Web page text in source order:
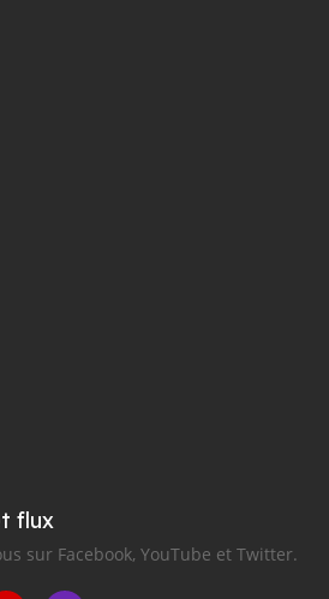
flux
sur Facebook, YouTube et Twitter.